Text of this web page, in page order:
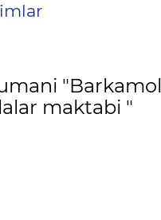
"Barkamol
maktabi "